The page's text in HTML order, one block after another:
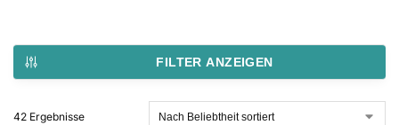
FILTER ANZEIGEN
42 Ergebnisse